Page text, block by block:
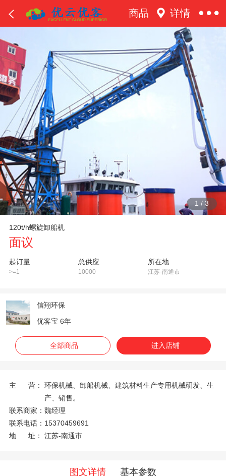
商品 详情
1 /3
120t/h螺旋卸船机
面议
起订量
>=1
总供应
10000
所在地
江苏-南通市
信翔环保
优客宝 6年
全部商品 进入店铺
主 营：
环保机械、卸船机械、建筑材料生产专用机械研发、生
产、销售。
联系商家： 魏经理
联系电话： 15370459691
地 址：
江苏-南通市
图文详情 基本参数